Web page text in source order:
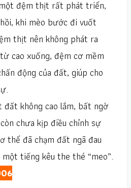
đệm thịt rất phát triển,
khi mèo bước đi vuốt
thịt nên không phát ra
cao xuống, đệm cơ mềm
động của đất, giúp cho
không cao lắm, bất ngờ
chưa kịp điều chỉnh sự
thể đã chạm đất ngã đau
tiếng kêu the thé “meo”.